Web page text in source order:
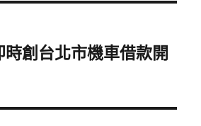
創台北市機車借款開